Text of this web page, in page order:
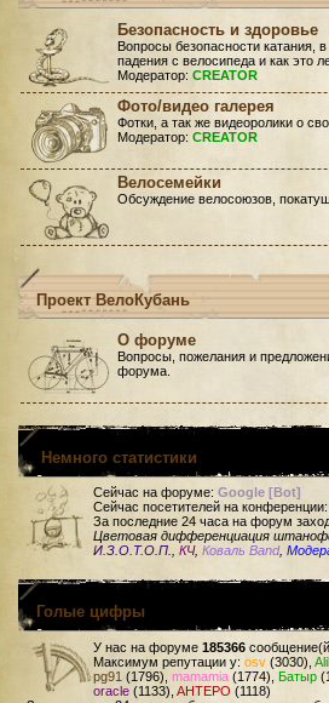
Безопасность и здоровье
Вопросы безопасности катания,
падения с велосипеда и как это
Модератор: CREATOR
Фото/видео галерея
Фотки, а так же видеоролики о
Модератор: CREATOR
Велосемейки
Обсуждение велосоюзов,
Проект ВелоКубань
О форуме
Вопросы, пожелания и
форума.
Немного статистики
Сейчас на форуме: Google [Bot]
Сейчас посетителей на конференции:
За последние 24 часа на форум
Цветовая дифференциация
И.З.О.Т.О.П.
КЧ, Коваль Band,
Голые цифры
У нас на форуме 185366
Максимум репутации у: osv (3030),
pg91 (1796), mamamia (1774), Батыр
oracle (1133), AHTEPO (1118)